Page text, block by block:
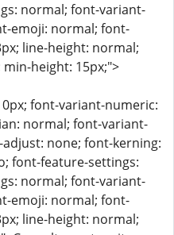
normal; font-variant-
emoji: normal; font-
line-height: normal;
height: 15px;">
font-variant-numeric:
normal; font-variant-
none; font-kerning:
font-feature-settings:
normal; font-variant-
emoji: normal; font-
line-height: normal;